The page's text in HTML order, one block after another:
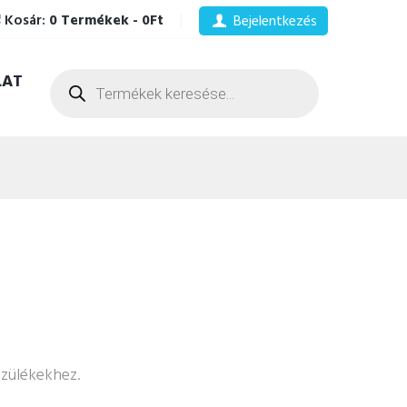
Kosár: 0 Termékek- 0Ft Bejelentkezés
search